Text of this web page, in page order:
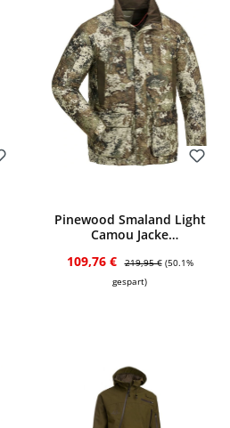
Pinewood Smaland Light
Camou Jacke
Verkaufspreis:
109,76 € Regulärer Preis:
219,95 € (50.1%
gespart)